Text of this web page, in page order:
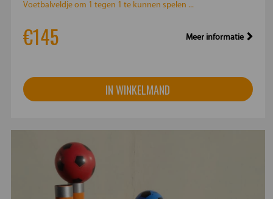
Voetbalveldje om 1 tegen 1 te kunnen spelen ...
€145 Meer informatie
IN WINKELMAND